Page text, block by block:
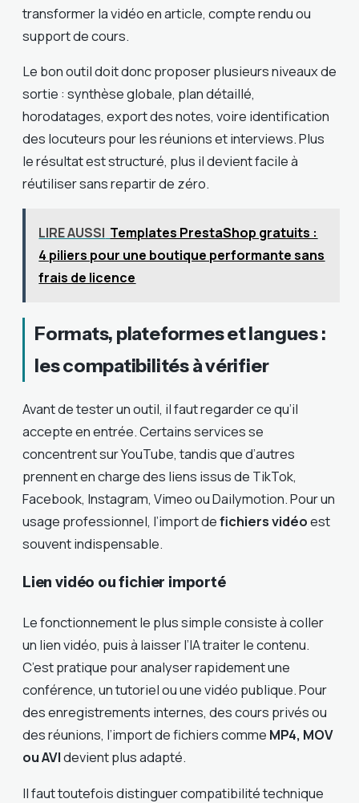
transformer la vidéo en article, compte rendu ou
support de cours.
Le bon outil doit donc proposer plusieurs niveaux de
sortie : synthèse globale, plan détaillé,
horodatages, export des notes, voire identification
des locuteurs pour les réunions et interviews. Plus
le résultat est structuré, plus il devient facile à
réutiliser sans repartir de zéro.
LIRE AUSSI Templates PrestaShop gratuits :
4 piliers pour une boutique performante sans
frais de licence
Formats, plateformes et langues :
les compatibilités à vérifier
Avant de tester un outil, il faut regarder ce qu’il
accepte en entrée. Certains services se
concentrent sur YouTube, tandis que d’autres
prennent en charge des liens issus de TikTok,
Facebook, Instagram, Vimeo ou Dailymotion. Pour un
usage professionnel, l’import defichiers vidéoest
souvent indispensable.
Lien vidéo ou fichier importé
Le fonctionnement le plus simple consiste à coller
un lien vidéo, puis à laisser l’IA traiter le contenu.
C’est pratique pour analyser rapidement une
conférence, un tutoriel ou une vidéo publique. Pour
des enregistrements internes, des cours privés ou
des réunions, l’import de fichiers comme MP4, MOV
ou AVIdevient plus adapté.
Il faut toutefois distinguer compatibilité technique